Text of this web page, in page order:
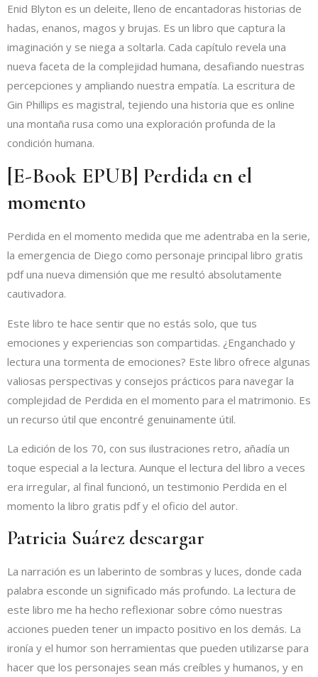
Enid Blyton es un deleite, lleno de encantadoras historias de
hadas, enanos, magos y brujas. Es un libro que captura la
imaginación y se niega a soltarla. Cada capítulo revela una
nueva faceta de la complejidad humana, desafiando nuestras
percepciones y ampliando nuestra empatía. La escritura de
Gin Phillips es magistral, tejiendo una historia que es online
una montaña rusa como una exploración profunda de la
condición humana.
[E-Book EPUB] Perdida en el
momento
Perdida en el momento medida que me adentraba en la serie,
la emergencia de Diego como personaje principal libro gratis
pdf una nueva dimensión que me resultó absolutamente
cautivadora.
Este libro te hace sentir que no estás solo, que tus
emociones y experiencias son compartidas. ¿Enganchado y
lectura una tormenta de emociones? Este libro ofrece algunas
valiosas perspectivas y consejos prácticos para navegar la
complejidad de Perdida en el momento para el matrimonio. Es
un recurso útil que encontré genuinamente útil.
La edición de los 70, con sus ilustraciones retro, añadía un
toque especial a la lectura. Aunque el lectura del libro a veces
era irregular, al final funcionó, un testimonio Perdida en el
momento la libro gratis pdf y el oficio del autor.
Patricia Suárez descargar
La narración es un laberinto de sombras y luces, donde cada
palabra esconde un significado más profundo. La lectura de
este libro me ha hecho reflexionar sobre cómo nuestras
acciones pueden tener un impacto positivo en los demás. La
ironía y el humor son herramientas que pueden utilizarse para
hacer que los personajes sean más creíbles y humanos, y en